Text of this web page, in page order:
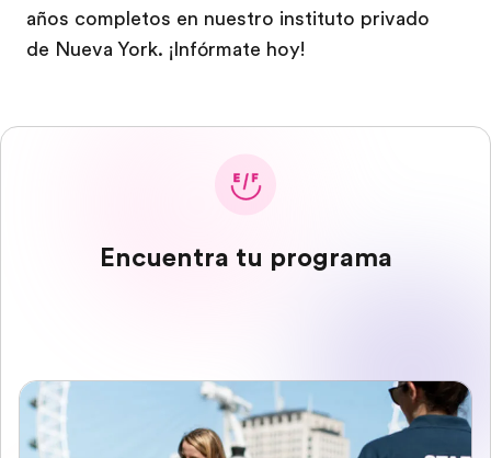
años completos en nuestro instituto privado
de Nueva York. ¡Infórmate hoy!
Encuentra tu programa